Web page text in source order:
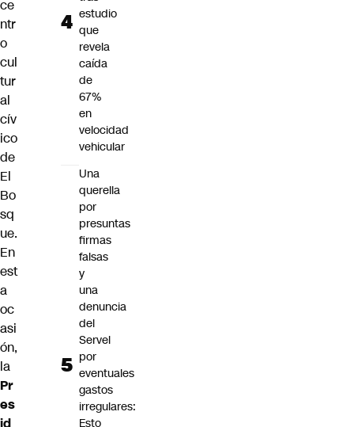
ce
ntr
o
cul
tur
al
cív
ico
de
El
Bo
sq
ue.
En
est
a
oc
asi
ón,
la
Pr
es
id
estudio
que
revela
caída
de
67%
en
velocidad
vehicular
Una
querella
por
presuntas
firmas
falsas
y
una
denuncia
del
Servel
por
eventuales
gastos
irregulares:
Esto